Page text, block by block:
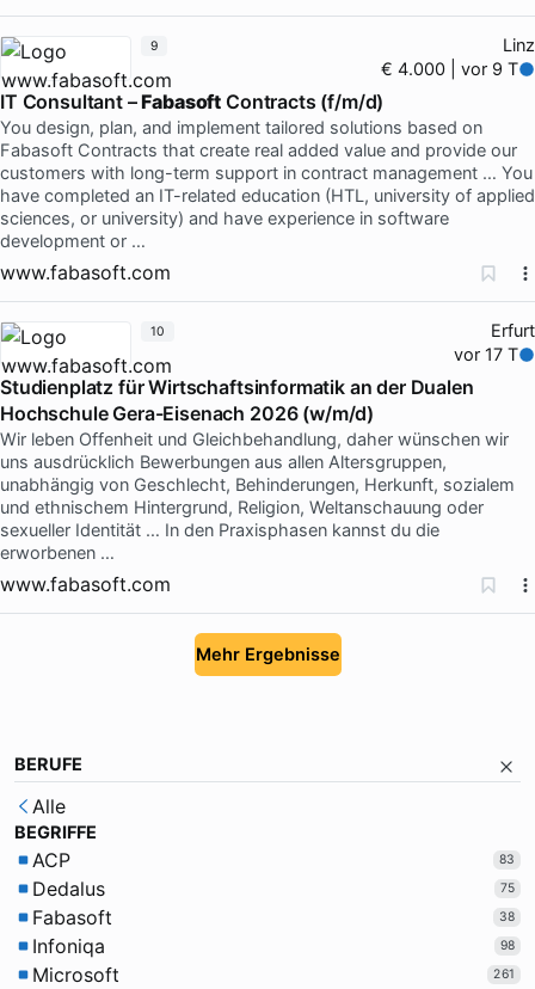
Linz
€ 4.000 | vor 9 T
IT Consultant –Fabasoft Contracts (f/m/d)
You design, plan, and implement tailored solutions based on
Fabasoft Contracts that create real added value and provide our
customers with long-term support in contract management … You
have completed an IT-related education (HTL, university of applied
sciences, or university) and have experience in software
development or …
www.fabasoft.com
9
Erfurt
vor 17 T
Studienplatz für Wirtschaftsinformatik an der Dualen
Hochschule Gera-Eisenach 2026 (w/m/d)
Wir leben Offenheit und Gleichbehandlung, daher wünschen wir
uns ausdrücklich Bewerbungen aus allen Altersgruppen,
unabhängig von Geschlecht, Behinderungen, Herkunft, sozialem
und ethnischem Hintergrund, Religion, Weltanschauung oder
sexueller Identität … In den Praxisphasen kannst du die
erworbenen …
www.fabasoft.com
10
Mehr Ergebnisse
BERUFE
Alle
BEGRIFFE
ACP 83
Dedalus 75
Fabasoft 38
Infoniqa 98
Microsoft 261